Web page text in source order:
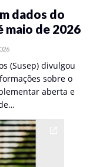
dados do
de 2026
(Susep) divulgou
sobre o
aberta e